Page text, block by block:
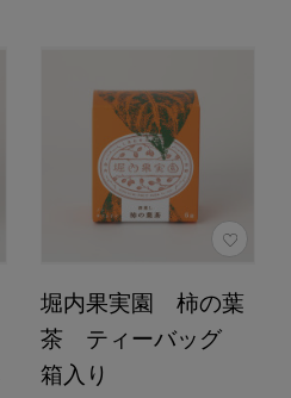
堀内果実園 柿の葉
茶 ティーバッグ
箱入り